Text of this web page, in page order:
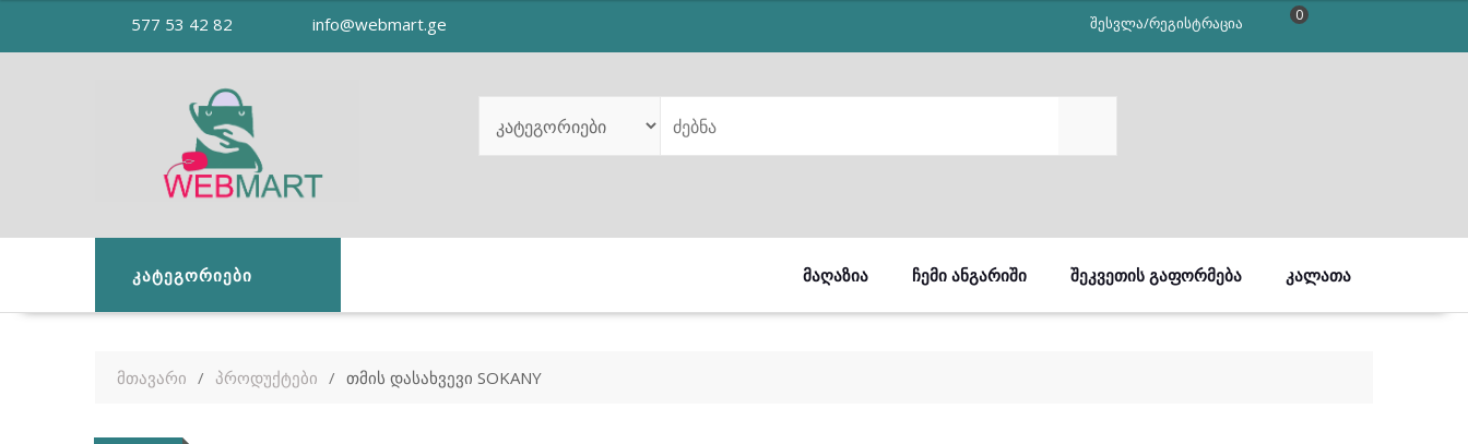
577 53 42 82 info@webmart.ge შესვლა/რეგისტრაცია 0
ᲙᲐᲢᲔᲒᲝᲠᲘᲔᲑᲘ ᲛᲐᲦᲐᲖᲘᲐ ᲩᲔᲛᲘ ᲐᲜᲒᲐᲠᲘᲨᲘ ᲨᲔᲙᲕᲔᲗᲘᲡ ᲒᲐᲤᲝᲠᲛᲔᲑᲐ ᲙᲐᲚᲐᲗᲐ
მთავარი პროდუქტები თმის დასახვევი SOKANY
₾179.00.₾119.00.